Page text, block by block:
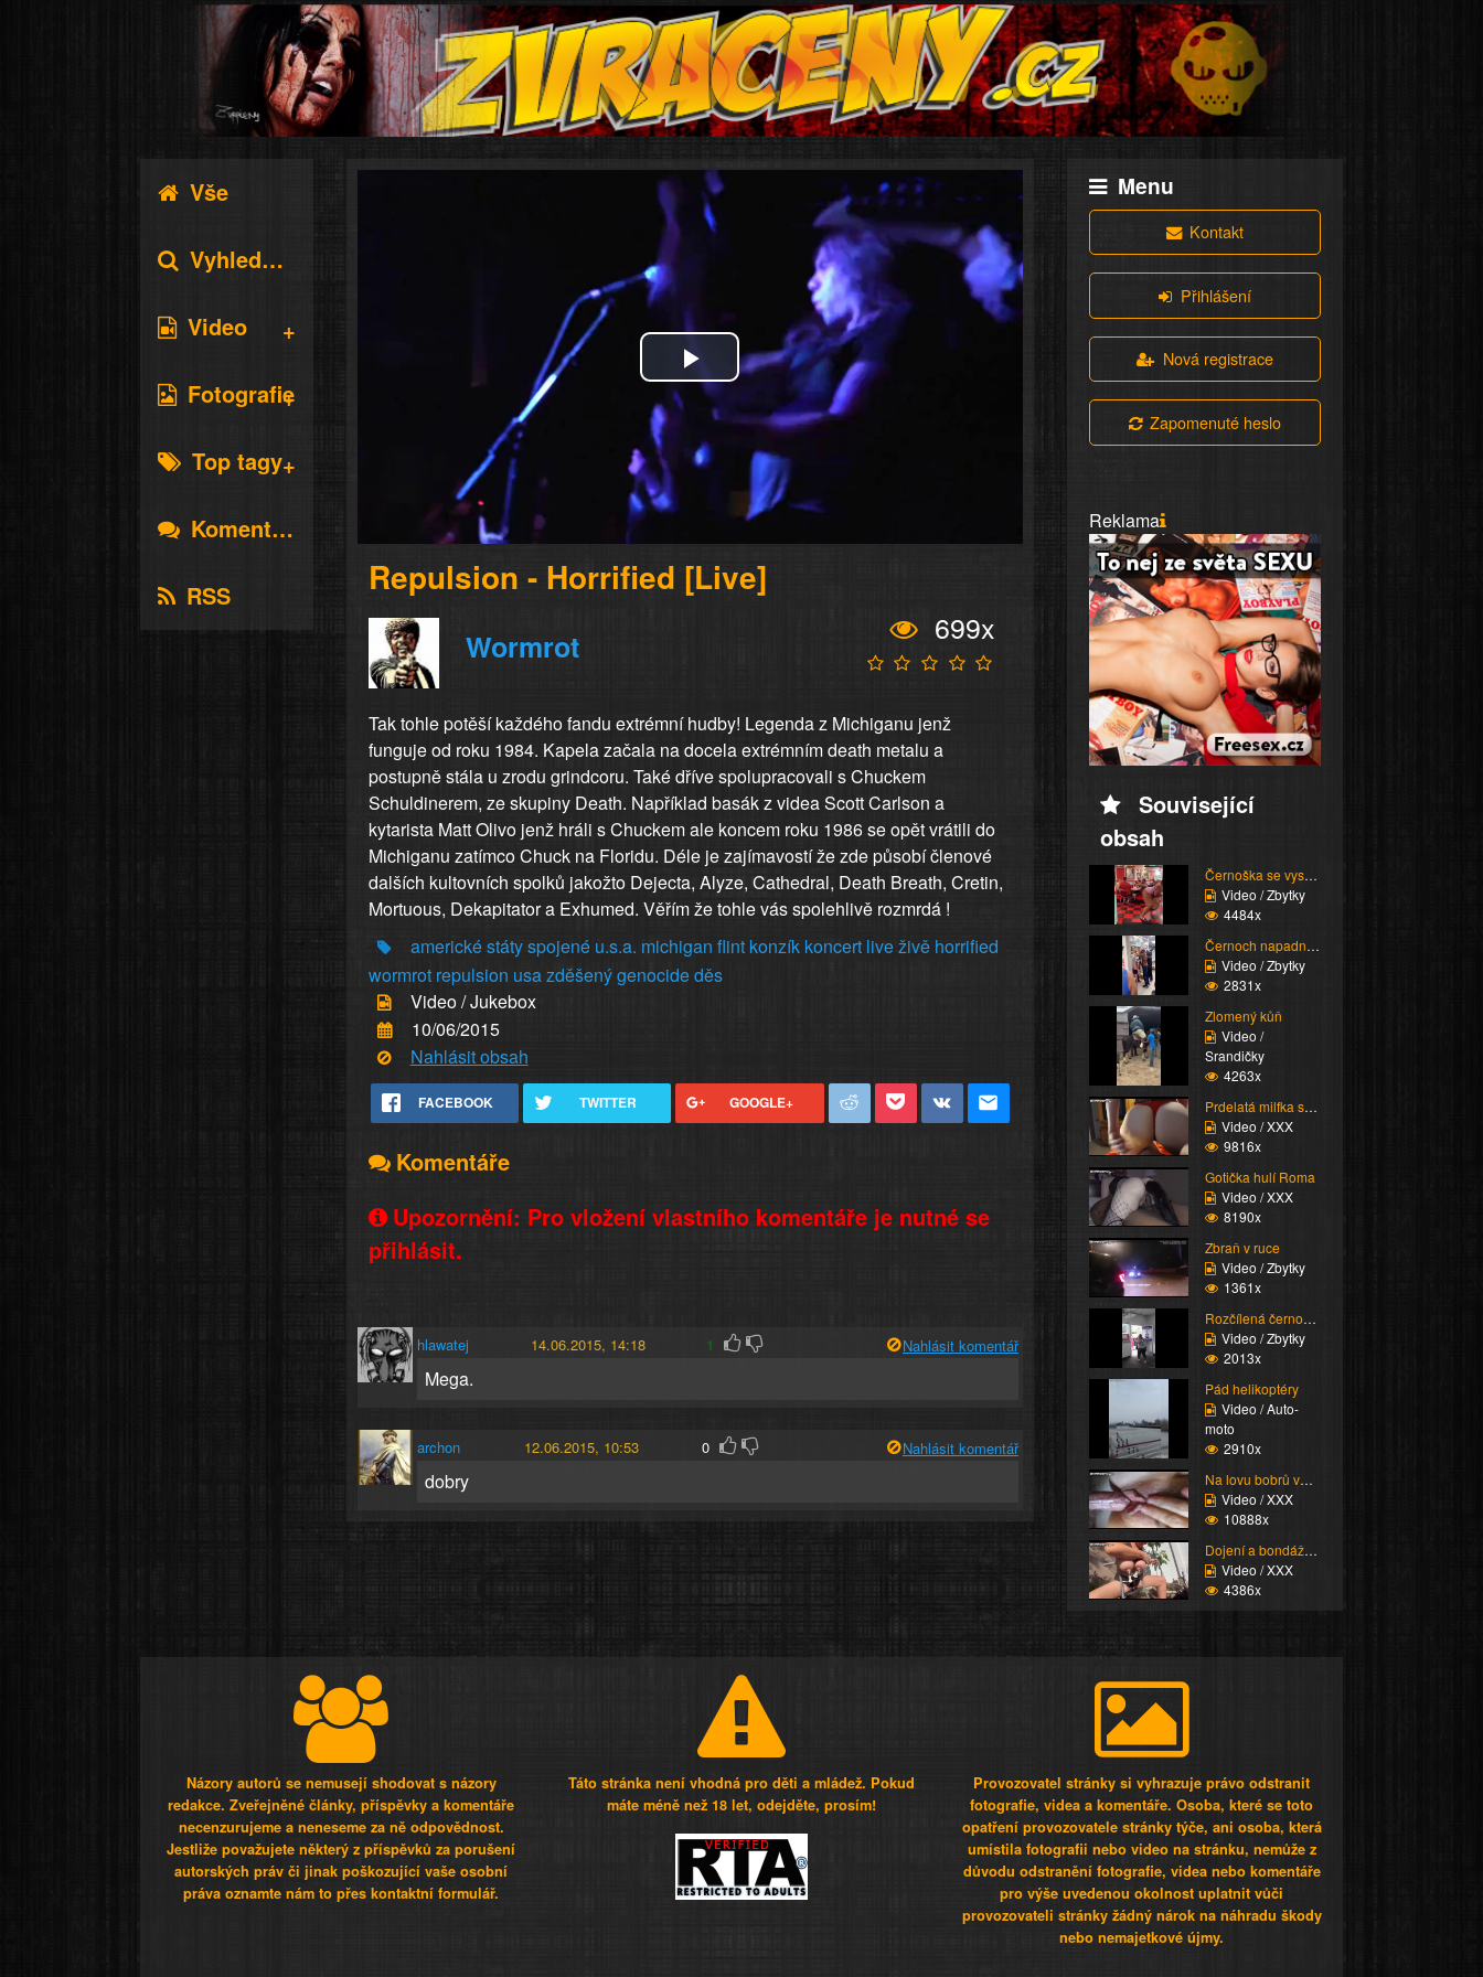
Vše
Vyhledávání
Video
Fotografie
Top tagy
Komentáře
RSS
Play
Video
Repulsion - Horrified [Live]
Wormrot
699x
Tak tohle potěší každého fandu extrémní hudby! Legenda z Michiganu jenž
funguje od roku 1984. Kapela začala na docela extrémním death metalu a
postupně stála u zrodu grindcoru. Také dříve spolupracovali s Chuckem
Schuldinerem, ze skupiny Death. Například basák z videa Scott Carlson a
kytarista Matt Olivo jenž hráli s Chuckem ale koncem roku 1986 se opět vrátili do
Michiganu zatímco Chuck na Floridu. Déle je zajímavostí že zde působí členové
dalších kultovních spolků jakožto Dejecta, Alyze, Cathedral, Death Breath, Cretin,
Mortuous, Dekapitator a Exhumed. Věřím že tohle vás spolehlivě rozmrdá !
americkéstátyspojené u.s.a. michigan flint konzík koncert liveživě horrified
wormrot repulsion usazděšenýgenocideděs
Video / Jukebox
10/06/2015
Nahlásit obsah
FACEBOOK TWITTER GOOGLE+
Komentáře
Upozornění: Pro vložení vlastního komentáře je nutné se
přihlásit.
hlawatej 14.06.2015, 14:18 1 Nahlásit komentář
Mega.
archon 12.06.2015, 10:53 0 Nahlásit komentář
dobry
Menu
Kontakt
Přihlášení
Nová registrace
Zapomenuté heslo
Reklama
Související
obsah
Černoška se vysmívá hu...
Video / Zbytky
4484x
Černoch napadne stařen...
Video / Zbytky
2831x
Zlomený kůň
Video /
Srandičky
4263x
Prdelatá milfka si ose...
Video / XXX
9816x
Gotička hulí Roma
Video / XXX
8190x
Zbraň v ruce
Video / Zbytky
1361x
Rozčílená černoška
Video / Zbytky
2013x
Pád helikoptéry
Video / Auto-
moto
2910x
Na lovu bobrů vol.76
Video / XXX
10888x
Dojení a bondáž vemen
Video / XXX
4386x
Názory autorů se nemusejí shodovat s názory
redakce. Zveřejněné články, příspěvky a komentáře
necenzurujeme a neneseme za ně odpovědnost.
Jestliže považujete některý z příspěvků za porušení
autorských práv či jinak poškozující vaše osobní
práva oznamte nám to přes kontaktní formulář.
Táto stránka není vhodná pro děti a mládež. Pokud
máte méně než 18 let, odejděte, prosím!
Provozovatel stránky si vyhrazuje právo odstranit
fotografie, videa a komentáře. Osoba, které se toto
opatření provozovatele stránky týče, ani osoba, která
umístila fotografii nebo video na stránku, nemůže z
důvodu odstranění fotografie, videa nebo komentáře
pro výše uvedenou okolnost uplatnit vůči
provozovateli stránky žádný nárok na náhradu škody
nebo nemajetkové újmy.